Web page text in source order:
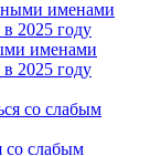
именами
2025 году
со слабым